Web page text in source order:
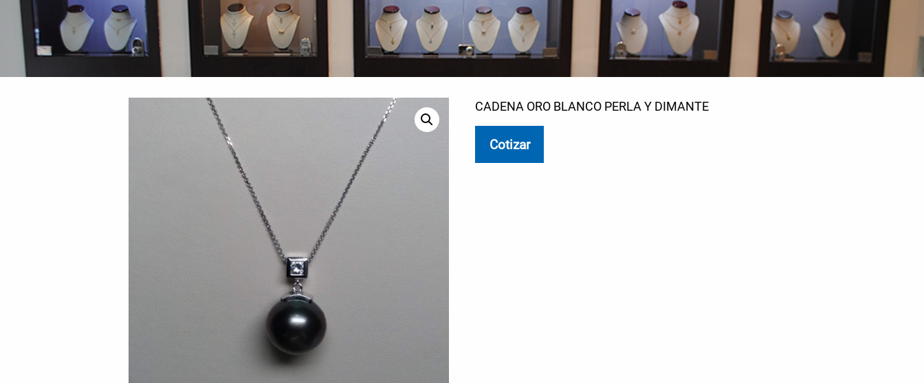
CADENA ORO BLANCO PERLA Y DIMANTE
Cotizar